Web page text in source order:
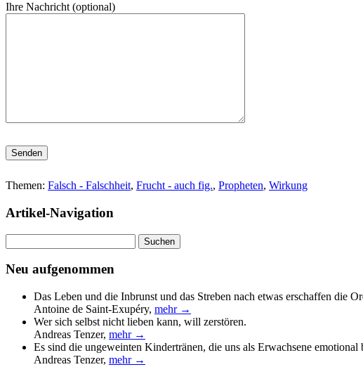
Ihre Nachricht (optional)
Bitte lasse dieses Feld leer.
Themen: Falsch - Falschheit, Frucht - auch fig., Propheten, Wirkung
Artikel-Navigation
nach:
Neu aufgenommen
Das Leben und die Inbrunst und das Streben nach etwas erschaffen die
Antoine de Saint-Exupéry, mehr →
Wer sich selbst nicht lieben kann, will zerstören.
Andreas Tenzer, mehr →
Es sind die ungeweinten Kindertränen, die uns als Erwachsene emotional
Andreas Tenzer, mehr →